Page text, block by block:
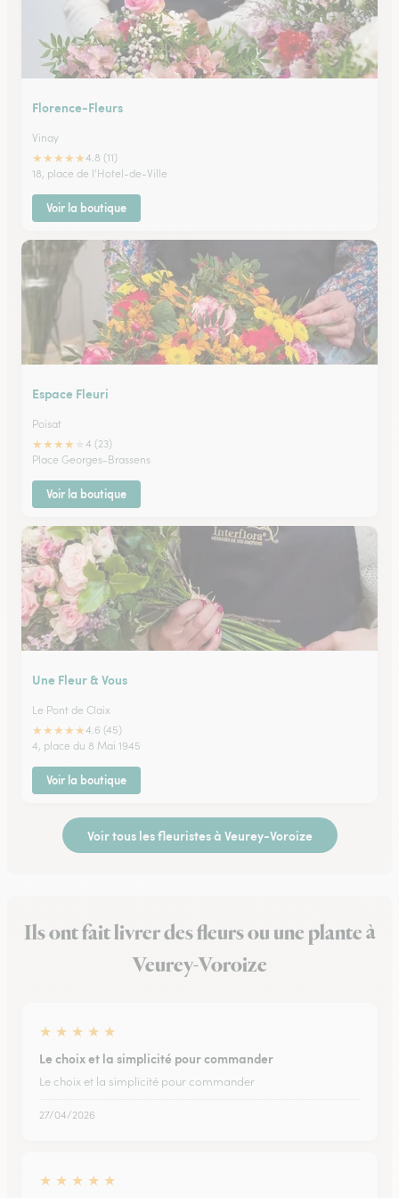
Florence-Fleurs
Vinay
★★★★★4.8 (11)
18, place de l'Hotel-de-Ville
Voir la boutique
Espace Fleuri
Poisat
★★★★
4 (23)
Place Georges-Brassens
Voir la boutique
Une Fleur & Vous
Le Pont de Claix
★★★★★4.6 (45)
4, place du 8 Mai 1945
Voir la boutique
Voir tous les fleuristes à Veurey-Voroize
Ils ont fait livrer des fleurs ou une plante à
Veurey-Voroize
★ ★ ★ ★ ★
Le choix et la simplicité pour commander
Le choix et la simplicité pour commander
27/04/2026
★ ★ ★ ★ ★